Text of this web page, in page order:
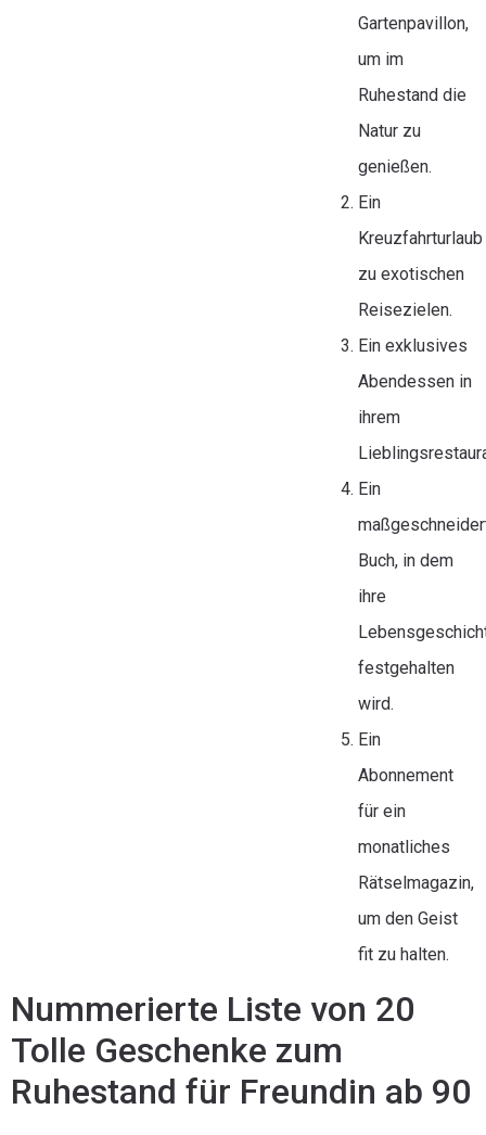
Gartenpavillon,
um im
Ruhestand die
Natur zu
genießen.
Ein
Kreuzfahrturlaub
zu exotischen
Reisezielen.
Ein exklusives
Abendessen in
ihrem
Ein
Buch, in dem
ihre
festgehalten
wird.
Ein
Abonnement
für ein
monatliches
Rätselmagazin,
um den Geist
fit zu halten.
Nummerierte Liste von 20
Tolle Geschenke zum
Ruhestand für Freundin ab 90